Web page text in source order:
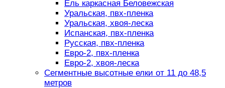
Ель каркасная Беловежская
Уральская, пвх-пленка
Уральская, хвоя-леска
Испанская, пвх-пленка
Русская, пвх-пленка
Евро-2, пвх-пленка
Евро-2, хвоя-леска
Сегментные высотные елки от 11 до 48,5
метров